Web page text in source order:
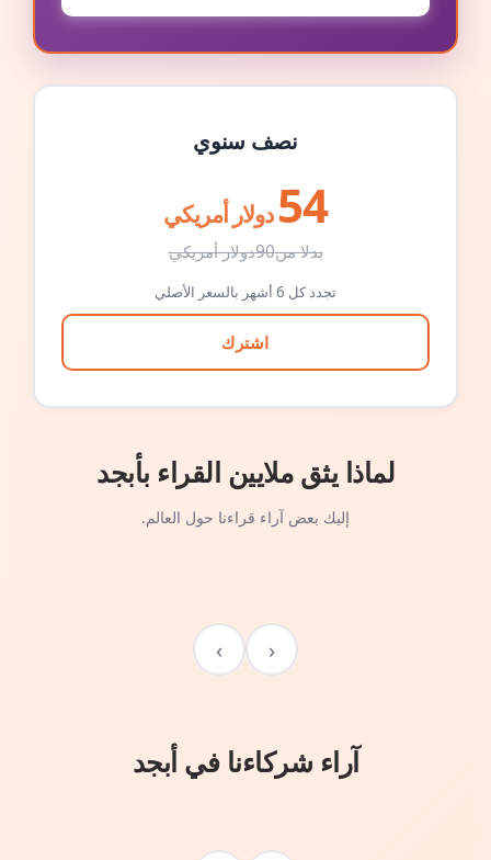
نصف سنوي
54 دولار أمريكي
بدلا من90دولار أمريكي
تجدد كل 6 أشهر بالسعر الأصلي
اشترك
لماذا يثق ملايين القراء بأبجد
إليك بعض آراء قراءنا حول العالم.
‹
›
آراء شركاءنا في أبجد